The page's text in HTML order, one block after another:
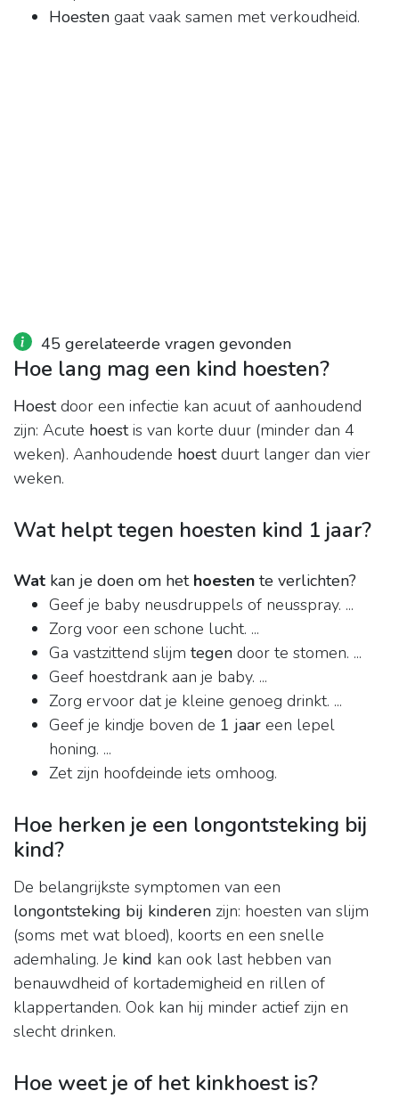
Hoesten gaat vaak samen met verkoudheid.
45 gerelateerde vragen gevonden
Hoe lang mag een kind hoesten?
Hoestdoor een infectie kan acuut of aanhoudend
zijn: Acute hoestis van korte duur (minder dan 4
weken). Aanhoudende hoestduurt langer dan vier
weken.
Wat helpt tegen hoesten kind 1 jaar?
Wat kan je doen om het hoesten te verlichten?
Geef je baby neusdruppels of neusspray. ...
Zorg voor een schone lucht. ...
Ga vastzittend slijm tegen door te stomen. ...
Geef hoestdrank aan je baby. ...
Zorg ervoor dat je kleine genoeg drinkt. ...
Geef je kindje boven de 1 jaar een lepel
honing. ...
Zet zijn hoofdeinde iets omhoog.
Hoe herken je een longontsteking bij
kind?
De belangrijkste symptomen van een
longontsteking bij kinderen zijn: hoesten van slijm
(soms met wat bloed), koorts en een snelle
ademhaling. Je kind kan ook last hebben van
benauwdheid of kortademigheid en rillen of
klappertanden. Ook kan hij minder actief zijn en
slecht drinken.
Hoe weet je of het kinkhoest is?